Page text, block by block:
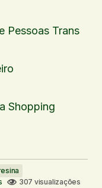
Pessoas Trans
Shopping
307 visualizações